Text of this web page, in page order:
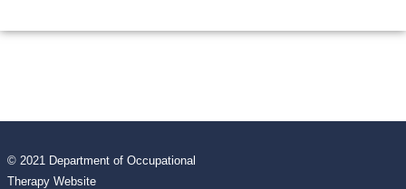
© 2021 Department of Occupational
Therapy Website